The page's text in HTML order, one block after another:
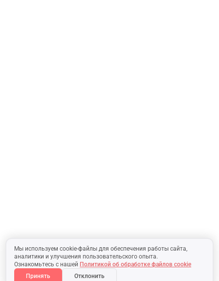
Мы используем cookie-файлы для обеспечения работы сайта,
аналитики и улучшения пользовательского опыта.
Ознакомьтесь с нашей Политикой об обработке файлов cookie
Принять
Отклонить